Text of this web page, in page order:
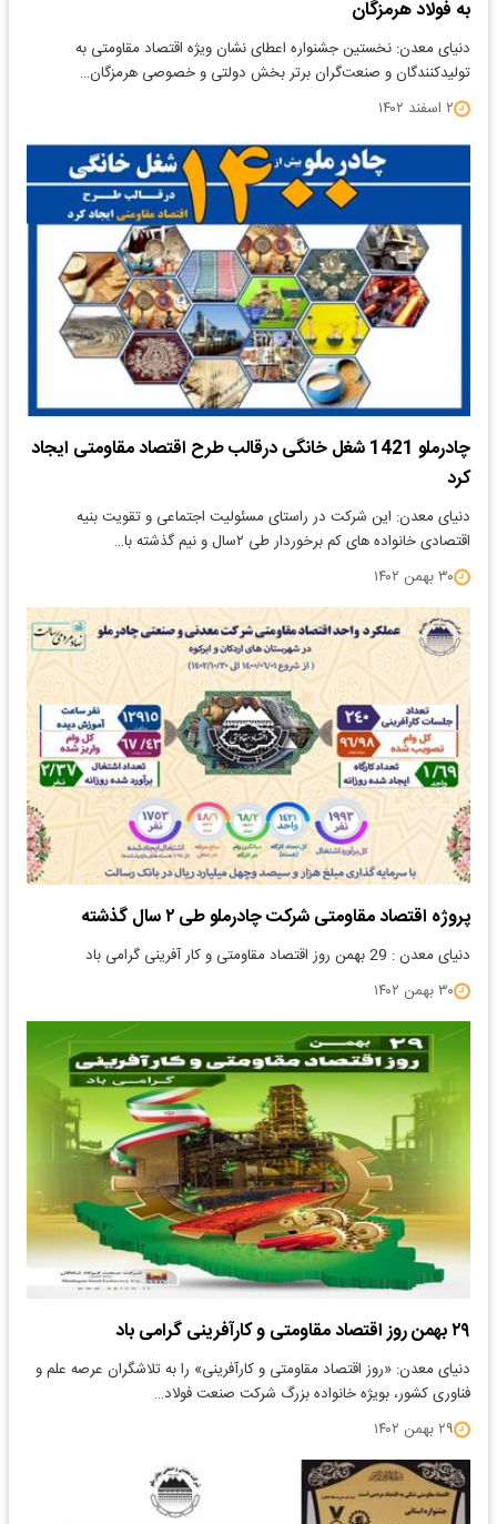
به فولاد هرمزگان
دنیای معدن: نخستین جشنواره اعطای نشان ویژه اقتصاد مقاومتی به
تولیدکنندگان و صنعت‌گران برتر بخش دولتی و خصوصی هرمزگان…
۲ اسفند ۱۴۰۲
چادرملو 1421 شغل خانگی درقالب طرح اقتصاد مقاومتی ایجاد
کرد
دنیای معدن: این شرکت در راستای مسئولیت اجتماعی و تقویت بنیه
اقتصادی خانواده های کم برخوردار طی ۲سال و نیم گذشته با…
۳۰ بهمن ۱۴۰۲
پروژه اقتصاد مقاومتی شرکت چادرملو طی ۲ سال گذشته
دنیای معدن : 29 بهمن روز اقتصاد مقاومتی و کار آفرینی گرامی باد
۳۰ بهمن ۱۴۰۲
۲۹ بهمن روز اقتصاد مقاومتی و کارآفرینی گرامی باد
دنیای معدن: «روز اقتصاد مقاومتی و کارآفرینی» را به تلاشگران عرصه علم و
فناوری کشور، بویژه خانواده بزرگ شرکت صنعت فولاد…
۲۹ بهمن ۱۴۰۲